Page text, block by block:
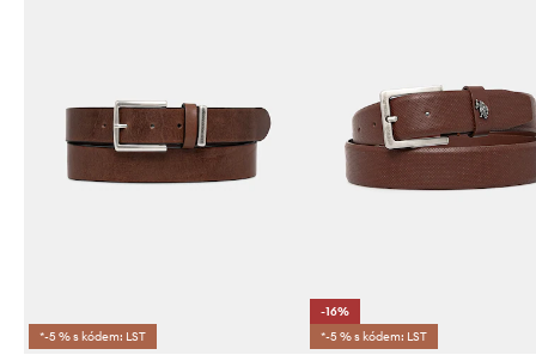
*-5 % s kódem: LST
-16%
*-5 % s kódem: LST